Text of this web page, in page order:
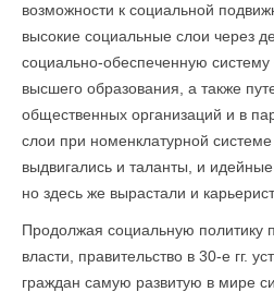
возможности к социальной
высокие социальные слои через
социально-обеспеченную систему
высшего образования, а также
общественных организаций и в
слои при номенклатурной
выдвигались и таланты, и
но здесь же вырастали и
Продолжая социальную политику
влас­ти, правительство в 30-е гг.
граждан самую развитую в мире